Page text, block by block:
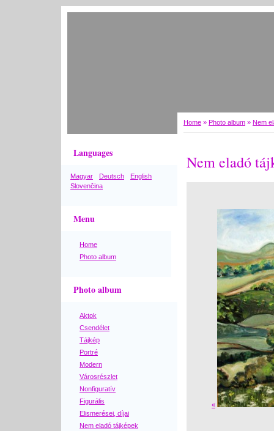
Languages
Magyar Deutsch
English
Slovenčina
Menu
Home
Photo album
Photo album
Aktok
Csendélet
Tájkép
Portré
Modern
Városrészlet
Nonfiguratív
Figurális
Elismerései, díjai
Nem eladó tájképek
Home » Photo album » Nem
Nem eladó
«